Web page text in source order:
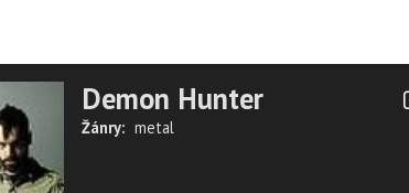
Demon Hunter
Žánry: metal